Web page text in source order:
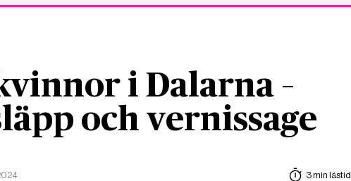
i Dalarna –
och vernissage
3 min lästid